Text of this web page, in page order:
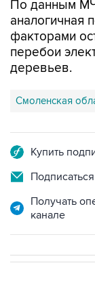
По данным
аналогичная
факторами
перебои
деревьев.
Смоленская
Купить
Получать
канале